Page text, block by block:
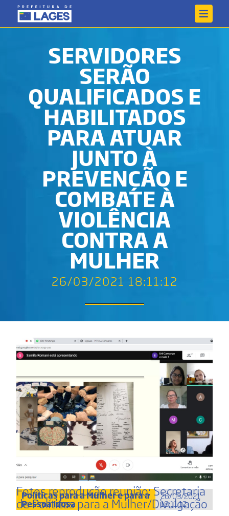
SERVIDORES
SERÃO
QUALIFICADOS E
HABILITADOS
PARA ATUAR
JUNTO À
PREVENÇÃO E
COMBATE À
VIOLÊNCIA
CONTRA A
MULHER
26/03/2021 18:11:12
Fotos reprodução reunião: Secretaria
de Políticas para a Mulher/Divulgação
Políticas para a Mulher e para a
Pessoa Idosa
26/03/2021
18:11:12